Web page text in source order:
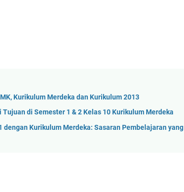
Kurikulum Merdeka dan Kurikulum 2013
di Semester 1 & 2 Kelas 10 Kurikulum Merdeka
Kurikulum Merdeka: Sasaran Pembelajaran yang